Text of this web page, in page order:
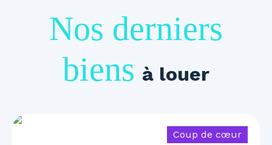
Nos derniers
biens à louer
Coup de cœur